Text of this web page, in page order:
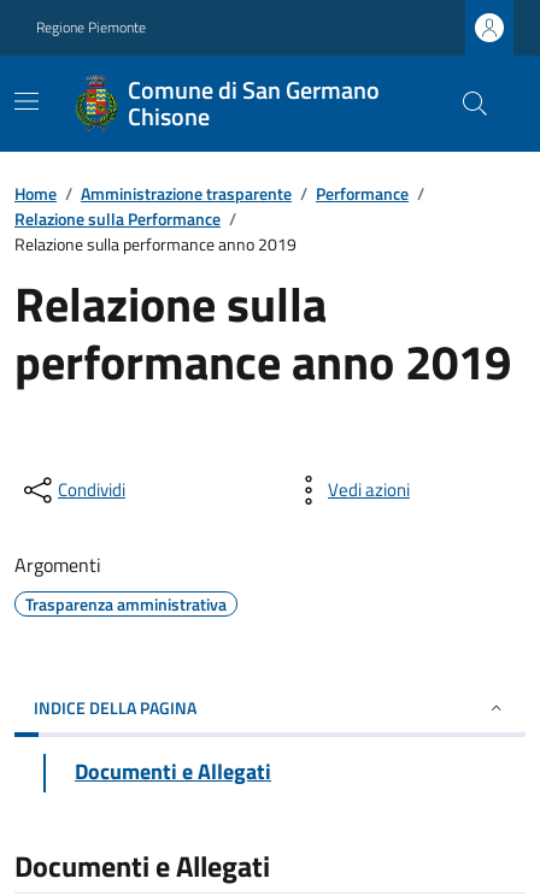
Regione Piemonte
Comune di San Germano
Chisone
Home / Amministrazione trasparente / Performance /
Relazione sulla Performance /
Relazione sulla performance anno 2019
Relazione sulla
performance anno 2019
Condividi Vedi azioni
Argomenti
Trasparenza amministrativa
INDICE DELLA PAGINA
Documenti e Allegati
Documenti e Allegati